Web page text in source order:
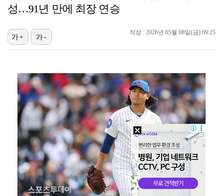
[ST포토] 최정원, 강하게 때린다
[ST포토] 이예원, 밝은 미소로 출발
[ST포토] 이예원, 정조준
한정수, 황정민 사생활 논란에 "너무 불공정한 게임"
[ST포토] 김민별, 장타로 가자
성…91년 만에 최장 연승
작성 : 2026년 05월 08일(금) 09:25
가+ 가-